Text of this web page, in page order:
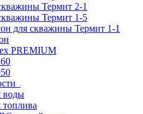
Термит 2-1
Термит 1-5
для скважины Термит 1-1
PREMIUM
воды
топлива